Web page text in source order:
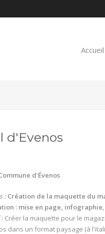
Accueil
d'Evenos
d'Évenos
: Création de la maquette du
: mise en page,
: Créer la maquette pour le
dans un format paysage (à